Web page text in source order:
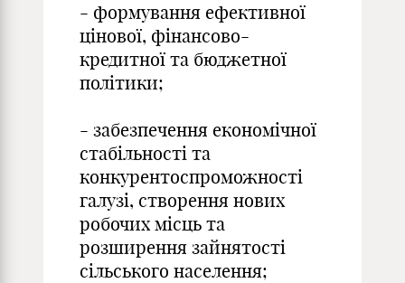
- формування ефективної
цінової, фінансово-
кредитної та бюджетної
політики;
- забезпечення економічної
стабільності та
конкурентоспроможності
галузі, створення нових
робочих місць та
розширення зайнятості
сільського населення;